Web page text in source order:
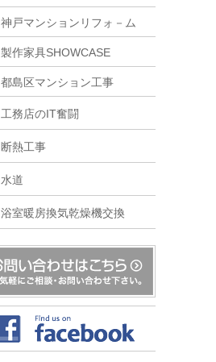
神戸マンションリフォ－ム
製作家具SHOWCASE
都島区マンション工事
工務店のIT奮闘
断熱工事
水道
浴室暖房換気乾燥機交換